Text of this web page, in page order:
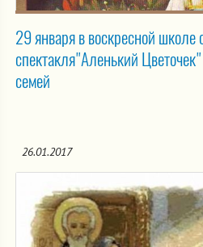
29 января в воскресной школе
спектакля"Аленький
семей
26.01.2017